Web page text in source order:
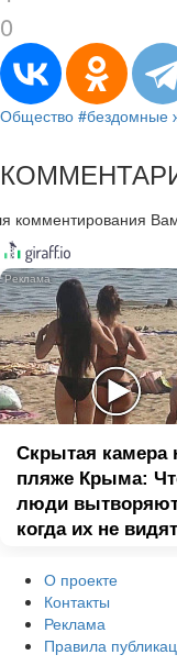
0
Общество #бездомные
комментирования
Скрытая камера
пляже Крыма:
люди
когда их не
О проекте
Контакты
Реклама
Правила